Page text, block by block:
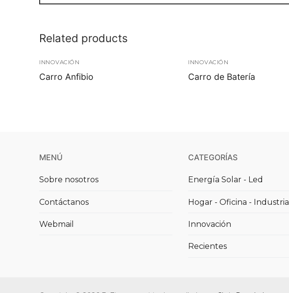
Related products
INNOVACIÓN
Carro Anfibio
INNOVACIÓN
Carro de Batería
MENÚ
Sobre nosotros
Contáctanos
Webmail
CATEGORÍAS
Energía Solar - Led
Hogar - Oficina - Industria
Innovación
Recientes